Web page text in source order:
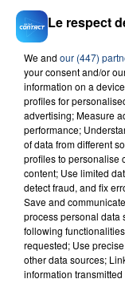
FIL D'ACTU
23 juillet 2026
INCENDIE
SON BÉBÉ
Le respect
We and our (447)
your consent and/or
information on a
profiles for
advertising; Measure
performance;
of data from different
profiles to personalise
content; Use limited
detect fraud, and fix
Save and
process personal data
following
requested; Use
other data sources;
information